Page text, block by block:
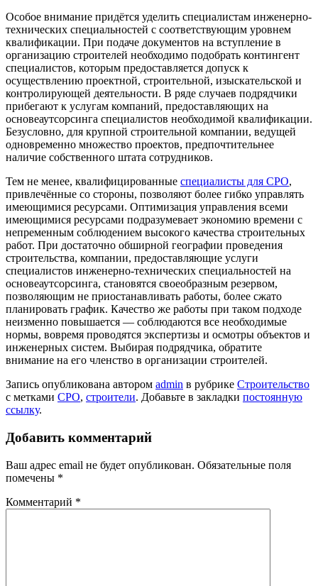
Особое внимание придётся уделить специалистам инженерно-
технических специальностей с соответствующим уровнем
квалификации. При подаче документов на вступление в
организацию строителей необходимо подобрать контингент
специалистов, которым предоставляется допуск к
осуществлению проектной, строительной, изыскательской и
контролирующей деятельности. В ряде случаев подрядчики
прибегают к услугам компаний, предоставляющих на
основеаутсорсинга специалистов необходимой квалификации.
Безусловно, для крупной строительной компании, ведущей
одновременно множество проектов, предпочтительнее
наличие собственного штата сотрудников.
Тем не менее, квалифицированные специалисты для СРО,
привлечённые со стороны, позволяют более гибко управлять
имеющимися ресурсами. Оптимизация управления всеми
имеющимися ресурсами подразумевает экономию времени с
непременным соблюдением высокого качества строительных
работ. При достаточно обширной географии проведения
строительства, компании, предоставляющие услуги
специалистов инженерно-технических специальностей на
основеаутсорсинга, становятся своеобразным резервом,
позволяющим не приостанавливать работы, более сжато
планировать график. Качество же работы при таком подходе
неизменно повышается — соблюдаются все необходимые
нормы, вовремя проводятся экспертизы и осмотры объектов и
инженерных систем. Выбирая подрядчика, обратите
внимание на его членство в организации строителей.
Запись опубликована автором admin в рубрике Строительство
с метками СРО, строители. Добавьте в закладки постоянную
ссылку.
Добавить комментарий
Ваш адрес email не будет опубликован. Обязательные поля
помечены *
Комментарий *